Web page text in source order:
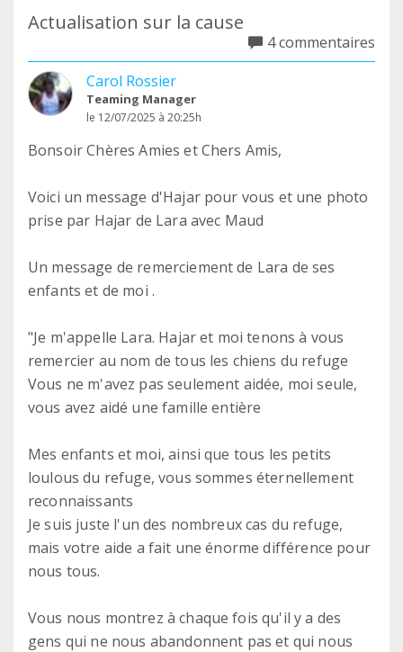
Actualisation sur la cause
4 commentaires
Carol Rossier
Teaming Manager
le 12/07/2025 à 20:25h
Bonsoir Chères Amies et Chers Amis,
Voici un message d'Hajar pour vous et une photo
prise par Hajar de Lara avec Maud
Un message de remerciement de Lara de ses
enfants et de moi .
"Je m'appelle Lara. Hajar et moi tenons à vous
remercier au nom de tous les chiens du refuge
Vous ne m'avez pas seulement aidée, moi seule,
vous avez aidé une famille entière
Mes enfants et moi, ainsi que tous les petits
loulous du refuge, vous sommes éternellement
reconnaissants
Je suis juste l'un des nombreux cas du refuge,
mais votre aide a fait une énorme différence pour
nous tous.
Vous nous montrez à chaque fois qu'il y a des
gens qui ne nous abandonnent pas et qui nous